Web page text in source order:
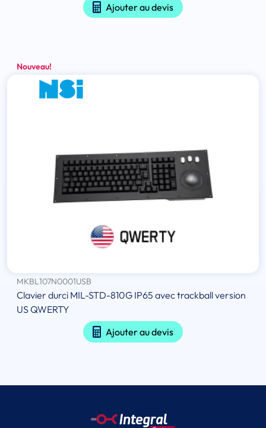
Ajouter au devis
Nouveau!
MKBL107N0001USB
Clavier durci MIL-STD-810G IP65 avec trackball version
US QWERTY
Ajouter au devis